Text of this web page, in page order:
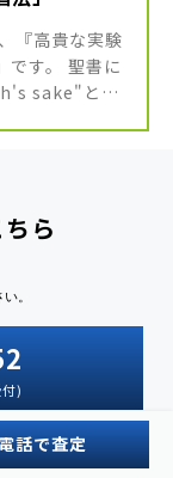
『高貴な実験
です。 聖書に
sake"とい
ら
。
)
話で査定